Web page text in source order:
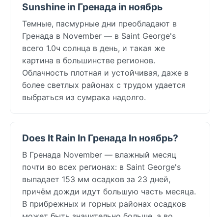
Sunshine in Гренада in ноябрь
Темные, пасмурные дни преобладают в
Гренада в November — в Saint George's
всего 1.0ч солнца в день, и такая же
картина в большинстве регионов.
Облачность плотная и устойчивая, даже в
более светлых районах с трудом удается
выбраться из сумрака надолго.
Does It Rain In Гренада In ноябрь?
В Гренада November — влажный месяц
почти во всех регионах: в Saint George's
выпадает 153 мм осадков за 23 дней,
причём дожди идут большую часть месяца.
В прибрежных и горных районах осадков